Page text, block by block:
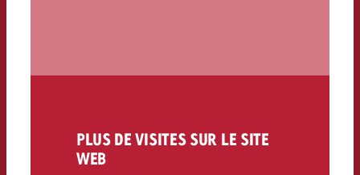
PLUS DE VISITES SUR LE SITE
WEB